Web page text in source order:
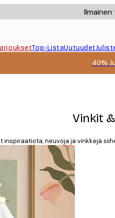
Top-ListaUutuudet
40%
Vinkit
inspiraatiota, neuvoja ja vinkkejä